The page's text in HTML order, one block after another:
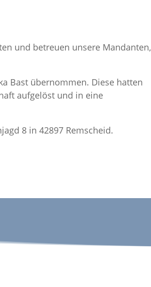
und betreuen unsere Mandanten,
Bast übernommen. Diese hatten
aufgelöst und in eine
8 in 42897 Remscheid.